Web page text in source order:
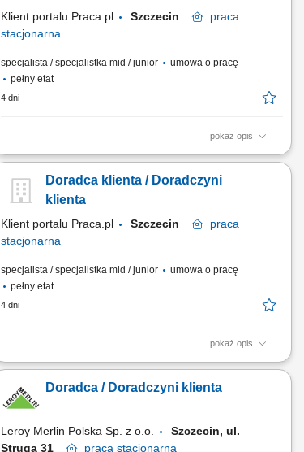
Klient portalu Praca.pl Szczecin
praca
stacjonarna
specjalista / specjalistka mid / junior
umowa o pracę
pełny etat
4 dni
pokaż opis
Pomoc klientom w wyborze produktów oraz zapewnienie
poprzez aktywne doradztwo. Przygotowywanie zamówień i
monitorowanie ich realizacji. Dbanie o prawidłową prezentację
innymi...
Doradca klienta / Doradczyni
klienta
Klient portalu Praca.pl Szczecin
praca
stacjonarna
specjalista / specjalistka mid / junior
umowa o pracę
pełny etat
4 dni
pokaż opis
Pomoc klientom w wyborze produktów oraz zapewnienie
poprzez aktywne doradztwo. Przygotowywanie zamówień i
monitorowanie ich realizacji. Dbanie o prawidłową prezentację
innymi...
Doradca / Doradczyni klienta
Leroy Merlin Polska Sp. z o.o.
Szczecin, ul.
Struga 31
praca stacjonarna